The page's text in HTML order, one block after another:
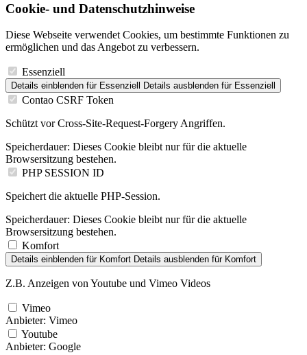
Cookie- und Datenschutzhinweise
Diese Webseite verwendet Cookies, um bestimmte Funktionen zu
ermöglichen und das Angebot zu verbessern.
Essenziell
Details einblenden für Essenziell Details ausblenden für Essenziell
Contao CSRF Token
Schützt vor Cross-Site-Request-Forgery Angriffen.
Speicherdauer: Dieses Cookie bleibt nur für die aktuelle
Browsersitzung bestehen.
PHP SESSION ID
Speichert die aktuelle PHP-Session.
Speicherdauer: Dieses Cookie bleibt nur für die aktuelle
Browsersitzung bestehen.
Komfort
Details einblenden für Komfort Details ausblenden für Komfort
Z.B. Anzeigen von Youtube und Vimeo Videos
Vimeo
Anbieter: Vimeo
Youtube
Anbieter: Google